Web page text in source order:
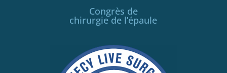
Congrès de
chirurgie de l’épaule